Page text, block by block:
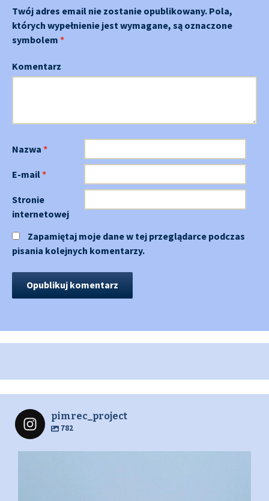
Twój adres email nie zostanie opublikowany. Pola,
których wypełnienie jest wymagane, są oznaczone
symbolem *
Komentarz
Nazwa *
E-mail*
Stronie
internetowej
Zapamiętaj moje dane w tej przeglądarce podczas
pisania kolejnych komentarzy.
pimrec_project
782